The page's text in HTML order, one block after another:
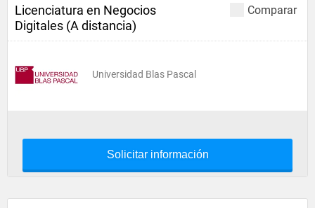
Comparar
Licenciatura en Negocios
Digitales (A distancia)
Universidad Blas Pascal
Solicitar información